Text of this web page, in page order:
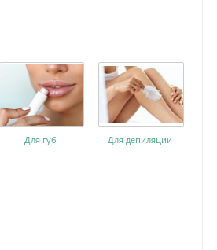
Для губ Для депиляции